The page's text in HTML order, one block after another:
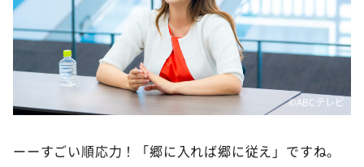
©️ABCテレビ
ーーすごい順応力！「郷に入れば郷に従え」ですね。